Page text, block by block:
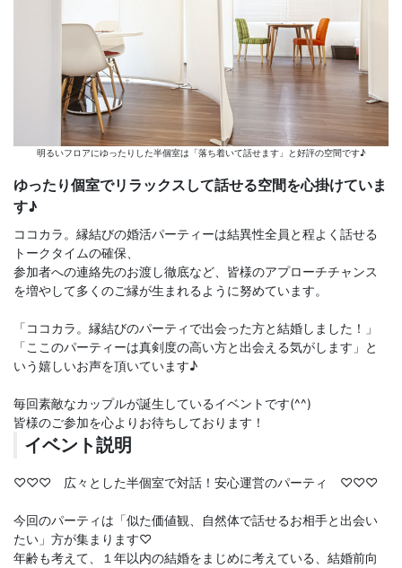
明るいフロアにゆったりした半個室は「落ち着いて話せます」と好評の空間です♪
ゆったり個室でリラックスして話せる空間を心掛けていま
す♪
ココカラ。縁結びの婚活パーティーは結異性全員と程よく話せる
トークタイムの確保、
参加者への連絡先のお渡し徹底など、皆様のアプローチチャンス
を増やして多くのご縁が生まれるように努めています。
「ココカラ。縁結びのパーティで出会った方と結婚しました！」
「ここのパーティーは真剣度の高い方と出会える気がします」と
いう嬉しいお声を頂いています♪
毎回素敵なカップルが誕生しているイベントです(^^)
皆様のご参加を心よりお待ちしております！
イベント説明
♡♡♡ 広々とした半個室で対話！安心運営のパーティ ♡♡♡
今回のパーティは「似た価値観、自然体で話せるお相手と出会い
たい」方が集まります♡
年齢も考えて、１年以内の結婚をまじめに考えている、結婚前向